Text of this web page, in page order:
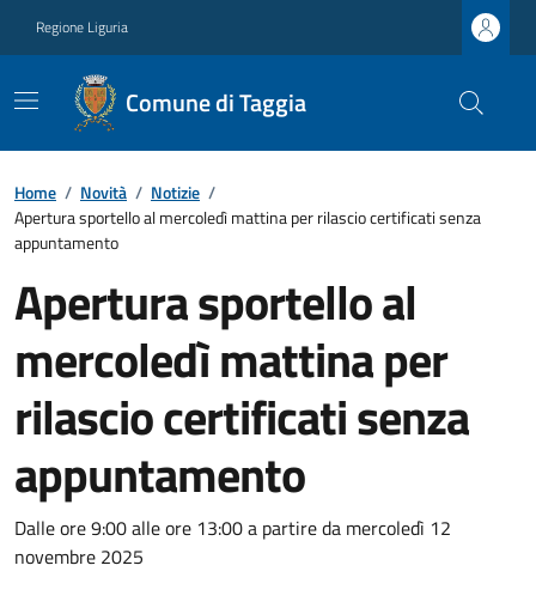
Regione Liguria
Comune di Taggia
Home / Novità / Notizie /
Apertura sportello al mercoledì mattina per rilascio certificati senza
appuntamento
Apertura sportello al
mercoledì mattina per
rilascio certificati senza
appuntamento
Dalle ore 9:00 alle ore 13:00 a partire da mercoledì 12
novembre 2025